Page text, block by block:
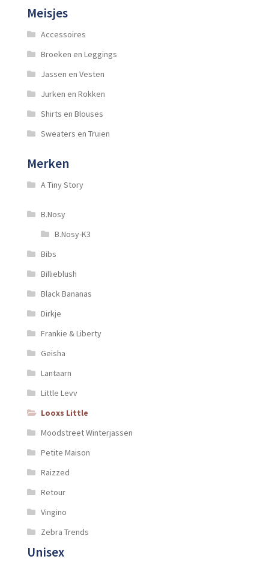
Meisjes
Accessoires
Broeken en Leggings
Jassen en Vesten
Jurken en Rokken
Shirts en Blouses
Sweaters en Truien
Merken
A Tiny Story
B.Nosy
B.Nosy-K3
Bibs
Billieblush
Black Bananas
Dirkje
Frankie & Liberty
Geisha
Lantaarn
Little Levv
Looxs Little
Moodstreet Winterjassen
Petite Maison
Raizzed
Retour
Vingino
Zebra Trends
Unisex